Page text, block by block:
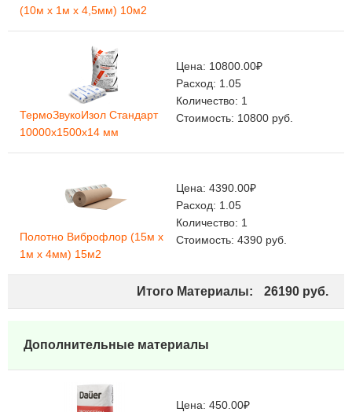
(10м х 1м х 4,5мм) 10м2
ТермоЗвукоИзол Стандарт
10000х1500х14 мм
Цена: 10800.00₽
Расход: 1.05
Количество: 1
Стоимость: 10800 руб.
Полотно Виброфлор (15м х
1м х 4мм) 15м2
Цена: 4390.00₽
Расход: 1.05
Количество: 1
Стоимость: 4390 руб.
Итого Материалы: 26190 руб.
Дополнительные материалы
Цена: 450.00₽